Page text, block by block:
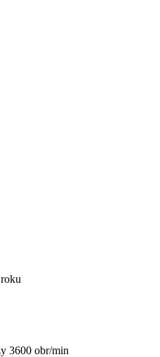
3600 obr/min